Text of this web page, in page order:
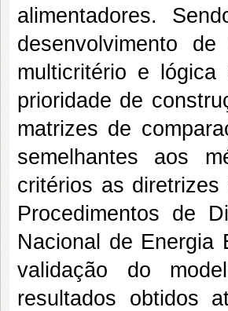
alimentadores.
desenvolvimento
multicritério e lógica
prioridade de
matrizes de
semelhantes aos
critérios as
Procedimentos de
Nacional de Energia
validação do
resultados obtidos